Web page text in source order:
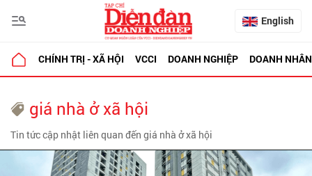
English
CHÍNH TRỊ - XÃ HỘI VCCI DOANH NGHIỆP DOANH NHÂN
giá nhà ở xã hội
Tin tức cập nhật liên quan đến giá nhà ở xã hội